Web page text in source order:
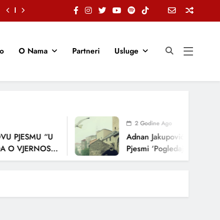
O Nama Partneri Usluge
PJESMU “U
VJERNOSTI,
2 Godine Ago
Adnan Jakupović Donosi
Pjesmi ‘Pogledaj Me’